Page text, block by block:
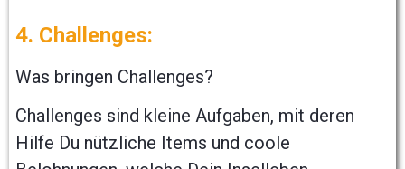
4. Challenges:
Was bringen Challenges?
Challenges sind kleine Aufgaben, mit deren
Hilfe Du nützliche Items und coole